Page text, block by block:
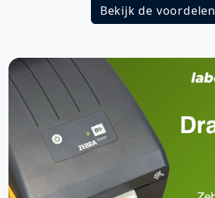
Bekijk de voordelen